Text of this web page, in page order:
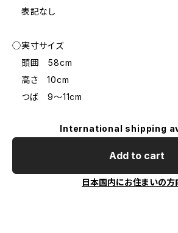
表記なし
◯実寸サイズ
頭囲 58cm
高さ 10cm
つば 9～11cm
International shipping
Add to cart
日本国内にお住まいの方